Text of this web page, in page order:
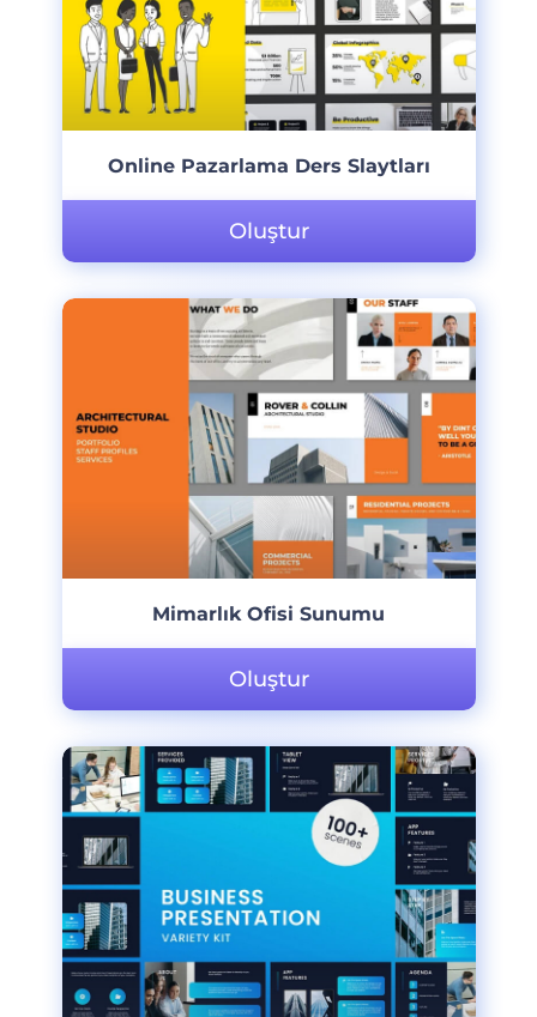
Online Pazarlama Ders Slaytları
Oluştur
Mimarlık Ofisi Sunumu
Oluştur